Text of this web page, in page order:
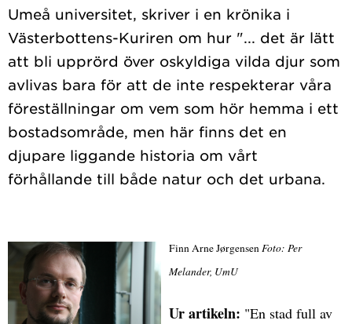
Umeå universitet, skriver i en krönika i
Västerbottens-Kuriren om hur "... det är lätt
att bli upprörd över oskyldiga vilda djur som
avlivas bara för att de inte respekterar våra
föreställningar om vem som hör hemma i ett
bostadsområde, men här finns det en
djupare liggande historia om vårt
Finn Arne JørgensenFoto: Per
Melander, UmU
Ur artikeln: "En stad full av